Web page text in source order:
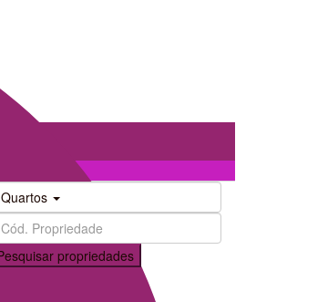
Quartos